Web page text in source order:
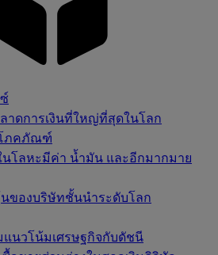
าดการเงินที่ใหญ่ที่สุดในโลก
ภคภัณฑ์
นโลหะมีค่า น้ำมัน และอีกมากมาย
นของบริษัทชั้นนำระดับโลก
แนวโน้มเศรษฐกิจกับดัชนี